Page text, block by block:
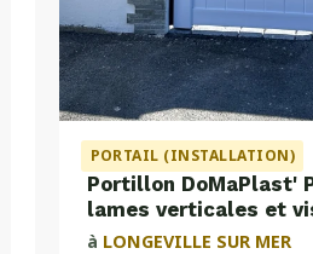
PORTAIL (INSTALLATION)
Portillon DoMaPlast'
lames verticales et
Aiphone
à LONGEVILLE SUR MER